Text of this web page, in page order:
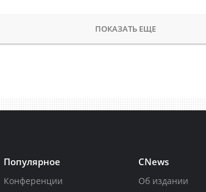
ПОКАЗАТЬ ЕЩЕ
Популярное
Конференции
CNews
Об издании